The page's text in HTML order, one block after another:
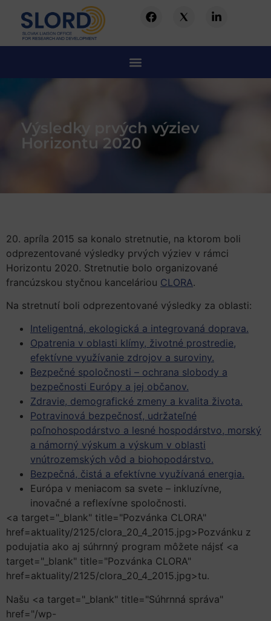
Výsledky prvých výziev
Horizontu 2020
20. apríla 2015 sa konalo stretnutie, na ktorom boli
odprezentované výsledky prvých výziev v rámci
Horizontu 2020. Stretnutie bolo organizované
francúzskou styčnou kanceláriou CLORA.
Na stretnutí boli odprezentované výsledky za oblasti:
Inteligentná, ekologická a integrovaná doprava.
Opatrenia v oblasti klímy, životné prostredie,
efektívne využívanie zdrojov a suroviny.
Bezpečné spoločnosti – ochrana slobody a
bezpečnosti Európy a jej občanov.
Zdravie, demografické zmeny a kvalita života.
Potravinová bezpečnosť, udržateľné
poľnohospodárstvo a lesné hospodárstvo, morský
a námorný výskum a výskum v oblasti
vnútrozemských vôd a biohopodárstvo.
Bezpečná, čistá a efektívne využívaná energia.
Európa v meniacom sa svete – inkluzívne,
inovačné a reflexívne spoločnosti.
<a target="_blank" title="Pozvánka CLORA"
href=aktuality/2125/clora_20_4_2015.jpg>Pozvánku z
podujatia ako aj súhrnný program môžete nájsť <a
target="_blank" title="Pozvánka CLORA"
href=aktuality/2125/clora_20_4_2015.jpg>tu.
Našu <a target="_blank" title="Súhrnná správa"
href="/wp-